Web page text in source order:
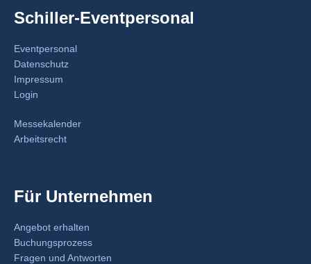
Schiller-Eventpersonal
Eventpersonal
Datenschutz
Impressum
Login
Messekalender
Arbeitsrecht
Für Unternehmen
Angebot erhalten
Buchungsprozess
Fragen und Antworten